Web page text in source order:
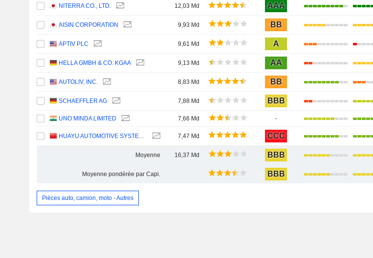
NITERRA CO., LTD. 12,03 Md AAA
AISIN CORPORATION 9,93 Md BB
APTIV PLC 9,61 Md A
HELLA GMBH & CO. KGAA 9,13 Md AA
AUTOLIV, INC. 8,83 Md BB
SCHAEFFLER AG 7,88 Md BBB
UNO MINDA LIMITED 7,66 Md -
HUAYU AUTOMOTIVE SYSTEMS COMPANY LIMITED 7,47 Md CCC
Moyenne 16,37 Md BBB
Moyenne pondérée par Capi. BBB
Pièces auto, camion, moto - Autres